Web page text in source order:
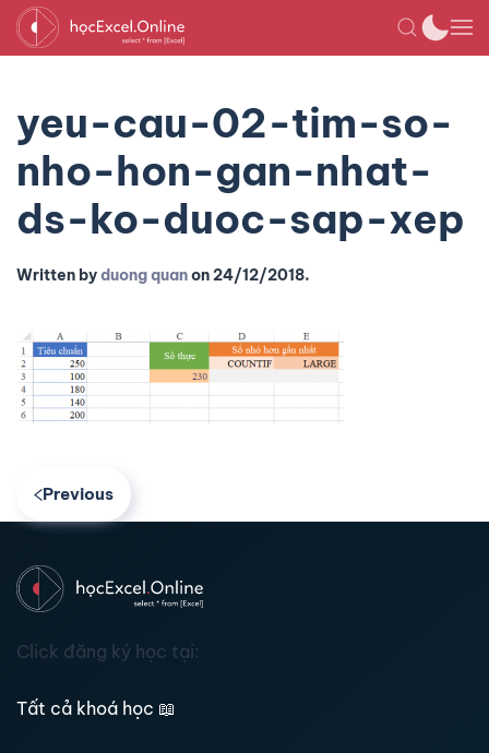
yeu-cau-02-tim-so-
nho-hon-gan-nhat-
ds-ko-duoc-sap-xep
Written byduong quanon24/12/2018.
Previous
Click đăng ký học tại:
Tất cả khoá học 📖